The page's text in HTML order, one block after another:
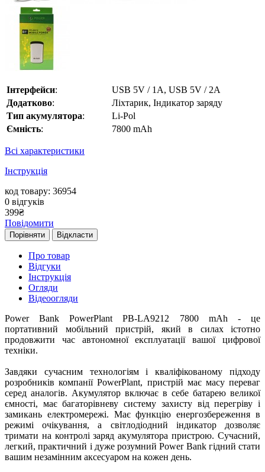
Інтерфейси:
USB 5V / 1A, USB 5V / 2A
Додатково:
Ліхтарик, Індикатор заряду
Тип акумулятора:
Li-Pol
Ємність: 7800 mAh
Всі характеристики
Інструкція
код товару: 36954
0 відгуків
399₴
Повідомити
Порівняти Відкласти
Про товар
Відгуки
Інструкція
Огляди
Відеоогляди
Power Bank PowerPlant PB-LA9212 7800 mAh - це
портативний мобільний пристрій, який в силах істотно
продовжити час автономної експлуатації вашої цифрової
техніки.
Завдяки сучасним технологіям і кваліфікованому підходу
розробників компанії PowerPlant, пристрій має масу переваг
серед аналогів. Акумулятор включає в себе батарею великої
ємності, має багаторівневу систему захисту від перегріву і
замикань електромережі. Має функцію енергозбереження в
режимі очікування, а світлодіодний індикатор дозволяє
тримати на контролі заряд акумулятора пристрою. Сучасний,
легкий, практичний і дуже розумний Power Bank гідний стати
вашим незамінним аксесуаром на кожен день.